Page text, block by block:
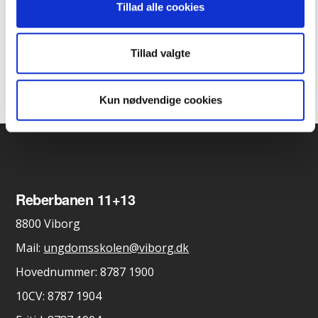
Tillad alle cookies
Tillad valgte
Kun nødvendige cookies
7. klasse: Teenagere – selvstændighed,
gruppedynamikker og forældreskab
Reberbanen 11+13
8800 Viborg
Mail: ungdomsskolen@viborg.dk
Hovednummer: 8787 1900
10CV: 8787 1904